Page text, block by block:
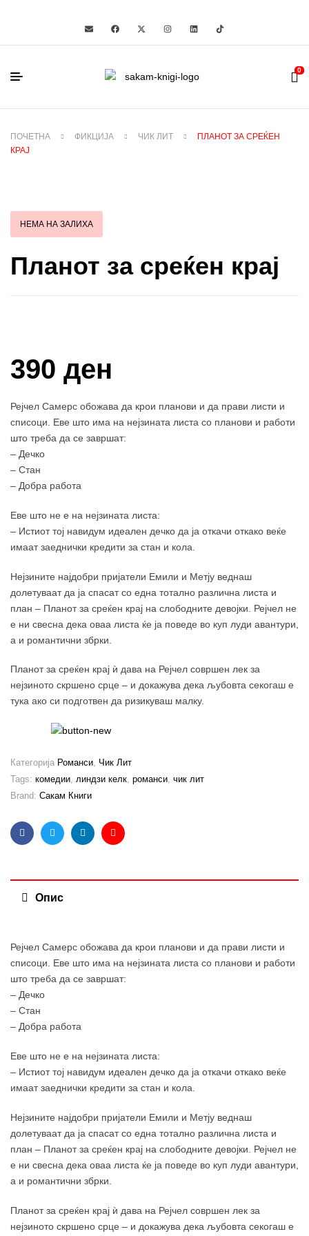
0
ПОЧЕТНА ФИКЦИЈА ЧИК ЛИТ
ПЛАНОТ ЗА СРЕЌЕН
КРАЈ
НЕМА НА ЗАЛИХА
Планот за среќен крај
390 ден
Рејчел Самерс обожава да крои планови и да прави листи и
списоци. Еве што има на нејзината листа со планови и работи
што треба да се завршат:
– Дечко
– Стан
– Добра работа
Еве што не е на нејзината листа:
– Истиот тој навидум идеален дечко да ја откачи откако веќе
имаат заеднички кредити за стан и кола.
Нејзините најдобри пријатели Емили и Метју веднаш
долетуваат да ја спасат со една тотално различна листа и
план – Планот за среќен крај на слободните девојки. Рејчел не
е ни свесна дека оваа листа ќе ја поведе во куп луди авантури,
а и романтични збрки.
Планот за среќен крај ѝ дава на Рејчел совршен лек за
нејзиното скршено срце – и докажува дека љубовта секогаш е
тука ако си подготвен да ризикуваш малку.
Категорија Романси, Чик Лит
Tags: комедии, линдзи келк, романси, чик лит
Brand: Сакам Книги
FacebookTwitterLinkedinEmail
Опис
Рејчел Самерс обожава да крои планови и да прави листи и
списоци. Еве што има на нејзината листа со планови и работи
што треба да се завршат:
– Дечко
– Стан
– Добра работа
Еве што не е на нејзината листа:
– Истиот тој навидум идеален дечко да ја откачи откако веќе
имаат заеднички кредити за стан и кола.
Нејзините најдобри пријатели Емили и Метју веднаш
долетуваат да ја спасат со една тотално различна листа и
план – Планот за среќен крај на слободните девојки. Рејчел не
е ни свесна дека оваа листа ќе ја поведе во куп луди авантури,
а и романтични збрки.
Планот за среќен крај ѝ дава на Рејчел совршен лек за
нејзиното скршено срце – и докажува дека љубовта секогаш е